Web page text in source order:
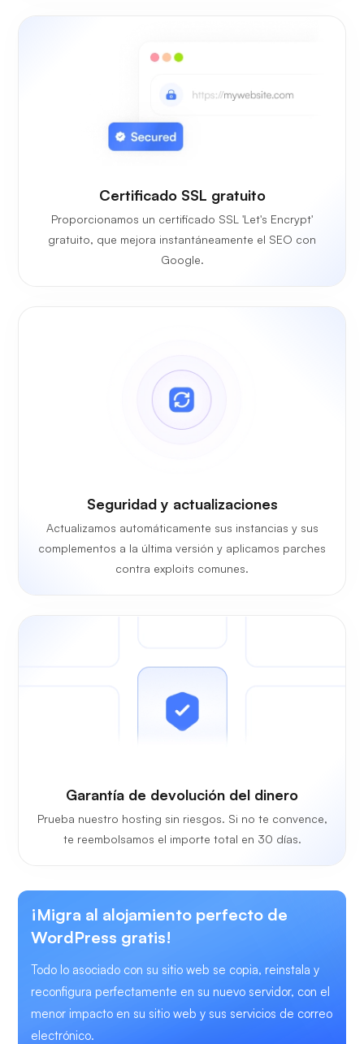
Certificado SSL gratuito
Proporcionamos un certificado SSL 'Let's Encrypt'
gratuito, que mejora instantáneamente el SEO con
Google.
Seguridad y actualizaciones
Actualizamos automáticamente sus instancias y sus
complementos a la última versión y aplicamos parches
contra exploits comunes.
Garantía de devolución del dinero
Prueba nuestro hosting sin riesgos. Si no te convence,
te reembolsamos el importe total en 30 días.
¡Migra al alojamiento perfecto de
WordPress gratis!
Todo lo asociado con su sitio web se copia, reinstala y
reconfigura perfectamente en su nuevo servidor, con el
menor impacto en su sitio web y sus servicios de correo
electrónico.